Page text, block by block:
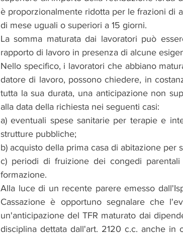
è proporzionalmente ridotta per le frazioni di
di mese uguali o superiori a 15 giorni.
La somma maturata dai lavoratori può
rapporto di lavoro in presenza di alcune
Nello specifico, i lavoratori che abbiano
datore di lavoro, possono chiedere, in
tutta la sua durata, una anticipazione non
alla data della richiesta nei seguenti casi:
a) eventuali spese sanitarie per terapie e
strutture pubbliche;
b) acquisto della prima casa di abitazione
c) periodi di fruizione dei congedi
formazione.
Alla luce di un recente parere emesso
Cassazione è opportuno segnalare che
un'anticipazione del TFR maturato dai
disciplina dettata dall'art. 2120 c.c. anche